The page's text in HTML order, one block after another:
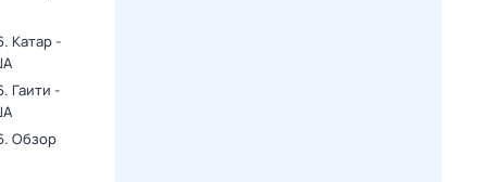
Катар -
Гаити -
Обзор